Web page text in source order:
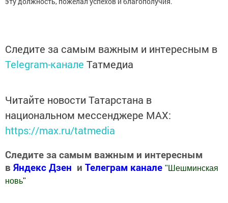
Следите за самым важным и интересным в
Telegram-канале Татмедиа
Читайте новости Татарстана в
национальном мессенджере MАХ:
https://max.ru/tatmedia
Следите за самым важным и интересным
в Яндекс Дзен и Телеграм канале " Шешминская
новь"